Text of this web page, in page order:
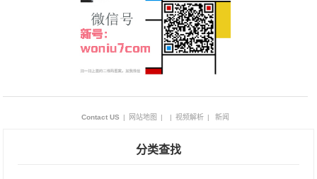
Contact US | 网站地图 | | 视频解析 | 新闻
分类查找